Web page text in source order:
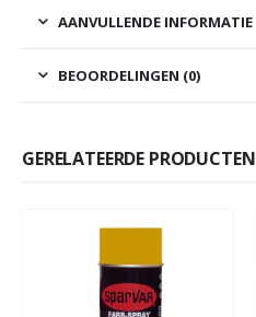
AANVULLENDE INFORMATIE
BEOORDELINGEN (0)
GERELATEERDE PRODUCTEN